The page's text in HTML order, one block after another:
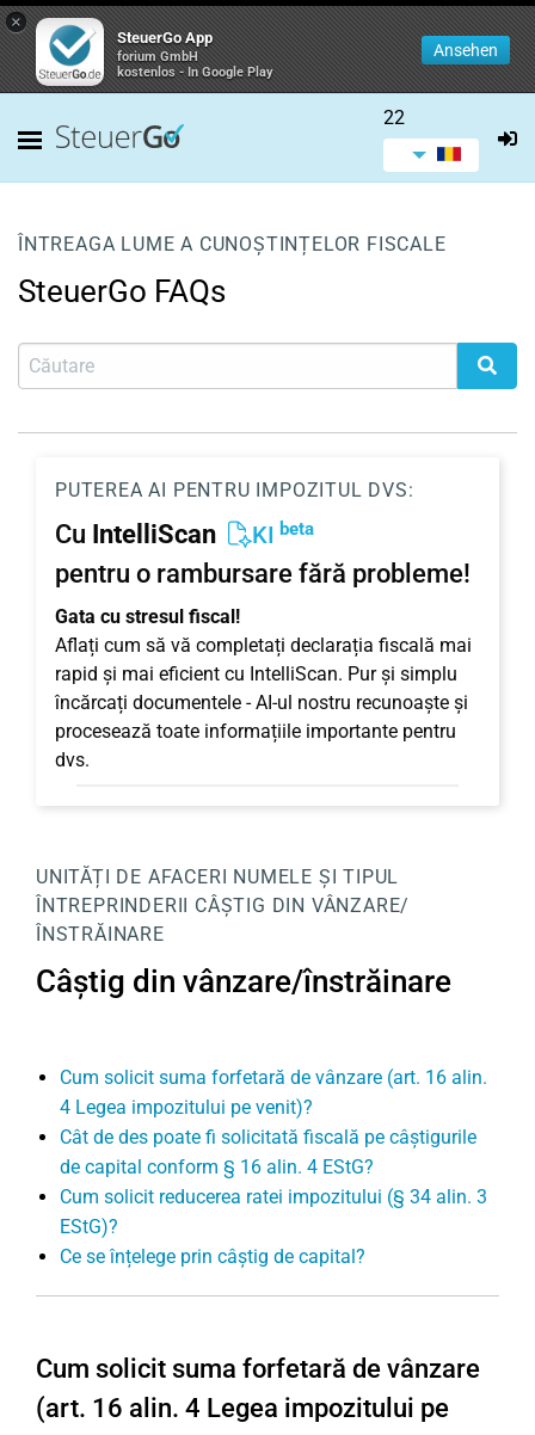
×
SteuerGo App
forium GmbH
kostenlos - In Google Play
Ansehen
22
ÎNTREAGA LUME A CUNOȘTINȚELOR FISCALE
SteuerGo FAQs
PUTEREA AI PENTRU IMPOZITUL DVS:
Cu IntelliScan KI beta
pentru o rambursare fără probleme!
Gata cu stresul fiscal!
Aflați cum să vă completați declarația fiscală mai
rapid și mai eficient cu IntelliScan. Pur și simplu
încărcați documentele - AI-ul nostru recunoaște și
procesează toate informațiile importante pentru
dvs.
UNITĂȚI DE AFACERI NUMELE ȘI TIPUL
ÎNTREPRINDERII CÂȘTIG DIN VÂNZARE/
ÎNSTRĂINARE
Câștig din vânzare/înstrăinare
Cum solicit suma forfetară de vânzare (art. 16 alin.
4 Legea impozitului pe venit)?
Cât de des poate fi solicitată fiscală pe câștigurile
de capital conform § 16 alin. 4 EStG?
Cum solicit reducerea ratei impozitului (§ 34 alin. 3
EStG)?
Ce se înțelege prin câștig de capital?
Cum solicit suma forfetară de vânzare
(art. 16 alin. 4 Legea impozitului pe